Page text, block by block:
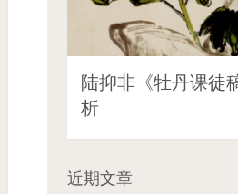
陆抑非《牡丹课徒
析
近期文章